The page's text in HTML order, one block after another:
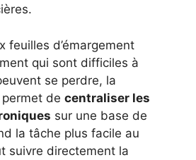
feuilles d’émargement
qui sont difficiles à
se perdre, la
de centraliser les
sur une base de
la tâche plus facile au
suivre directement la